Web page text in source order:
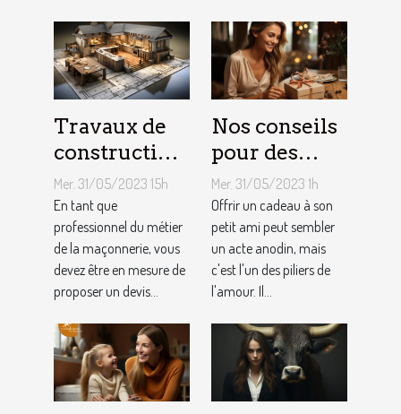
Travaux de
construction
d’une maison
: Comment
établir le
devis avec un
artisan
maçon ?
Mer. 31/05/2023 15h
En tant que
professionnel du métier
de la maçonnerie, vous
devez être en mesure de
proposer un devis...
Nos conseils
pour des
cadeaux
idéaux et
originaux
pour votre
petit ami
Mer. 31/05/2023 1h
Offrir un cadeau à son
petit ami peut sembler
un acte anodin, mais
c'est l'un des piliers de
l'amour. Il...